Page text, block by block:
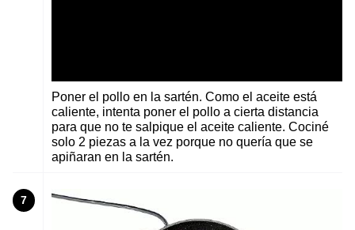
Poner el pollo en la sartén. Como el aceite está
caliente, intenta poner el pollo a cierta distancia
para que no te salpique el aceite caliente. Cociné
solo 2 piezas a la vez porque no quería que se
apiñaran en la sartén.
7